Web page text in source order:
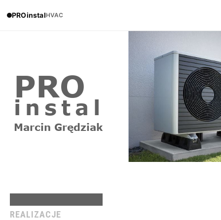
PROinstalHVAC
REALIZACJE